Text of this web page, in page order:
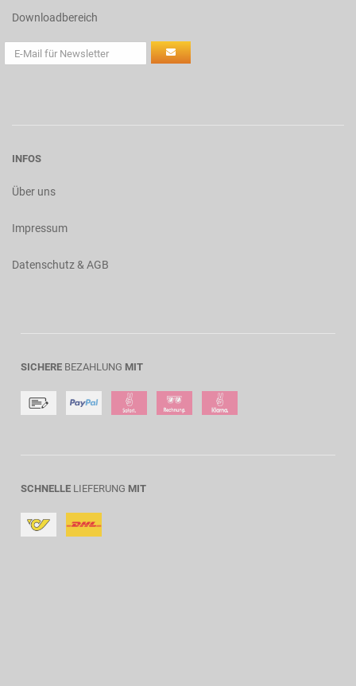
Downloadbereich
INFOS
Über uns
Impressum
Datenschutz & AGB
SICHERE BEZAHLUNG MIT
SCHNELLE LIEFERUNG MIT